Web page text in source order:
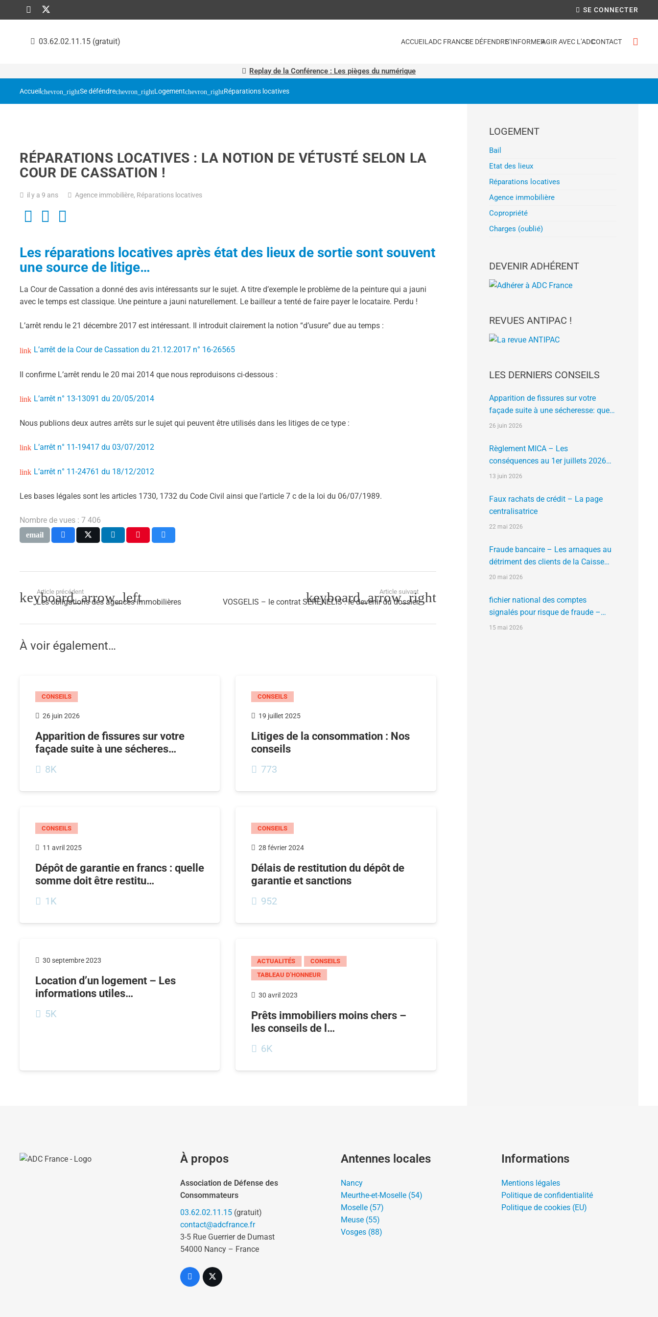
SE CONNECTER
03.62.02.11.15 (gratuit) ACCUEIL ADC FRANCESE DÉFENDRES’INFORMERAGIR AVEC L’ADCCONTACT
Replay de la Conférence : Les pièges du numérique
Accueil Se déféndre Logement Réparations locatives
RÉPARATIONS LOCATIVES : LA NOTION DE VÉTUSTÉ SELON LA
COUR DE CASSATION !
il y a 9 ans Agence immobilière, Réparations locatives
Les réparations locatives après état des lieux de sortie sont souvent
une source de litige…
La Cour de Cassation a donné des avis intéressants sur le sujet. A titre d’exemple le problème de la peinture qui a jauni
avec le temps est classique. Une peinture a jauni naturellement. Le bailleur a tenté de faire payer le locataire. Perdu !
L’arrêt rendu le 21 décembre 2017 est intéressant. Il introduit clairement la notion “d’usure” due au temps :
L’arrêt de la Cour de Cassation du 21.12.2017 n° 16-26565
Il confirme L’arrêt rendu le 20 mai 2014 que nous reproduisons ci-dessous :
L’arrêt n° 13-13091 du 20/05/2014
Nous publions deux autres arrêts sur le sujet qui peuvent être utilisés dans les litiges de ce type :
L’arrêt n° 11-19417 du 03/07/2012
L’arrêt n° 11-24761 du 18/12/2012
Les bases légales sont les articles 1730, 1732 du Code Civil ainsi que l’article 7 c de la loi du 06/07/1989.
Nombre de vues : 7 406
Article précédent
Les obligations des agences immobilières
Article suivant
VOSGELIS – le contrat SERENELIS : le devenir du dossier
À voir également…
CONSEILS
26 juin 2026
Apparition de fissures sur votre
façade suite à une sécheres…
8K
CONSEILS
19 juillet 2025
Litiges de la consommation : Nos
conseils
773
CONSEILS
11 avril 2025
Dépôt de garantie en francs : quelle
somme doit être restitu…
1K
CONSEILS
28 février 2024
Délais de restitution du dépôt de
garantie et sanctions
952
30 septembre 2023
Location d’un logement – Les
informations utiles…
5K
ACTUALITÉS
CONSEILS
TABLEAU D’HONNEUR
30 avril 2023
Prêts immobiliers moins chers –
les conseils de l…
6K
LOGEMENT
Bail
Etat des lieux
Réparations locatives
Agence immobilière
Copropriété
Charges (oublié)
DEVENIR ADHÉRENT
REVUES ANTIPAC !
LES DERNIERS CONSEILS
Apparition de fissures sur votre
façade suite à une sécheresse: que
faire?
26 juin 2026
Règlement MICA – Les
conséquences au 1er juillets 2026
des plates formes crypto n’ayant pas
13 juin 2026
Faux rachats de crédit – La page
centralisatrice
22 mai 2026
Fraude bancaire – Les arnaques au
détriment des clients de la Caisse
d’Epargne
20 mai 2026
fichier national des comptes
signalés pour risque de fraude –
FNC-RF : un nouveau rempart contre
15 mai 2026
À propos
Association de Défense des
Consommateurs
03.62.02.11.15 (gratuit)
contact@adcfrance.fr
3-5 Rue Guerrier de Dumast
54000 Nancy – France
Antennes locales
Nancy
Meurthe-et-Moselle (54)
Moselle (57)
Meuse (55)
Vosges (88)
Informations
Mentions légales
Politique de confidentialité
Politique de cookies (EU)